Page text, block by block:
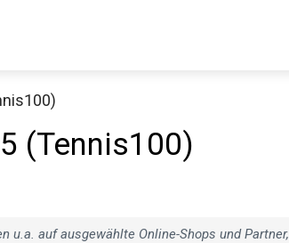
(Tennis100)
u.a. auf ausgewählte Online-Shops und Partner,